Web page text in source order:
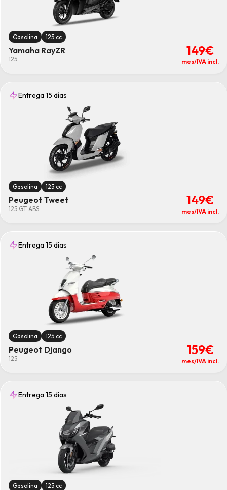
Gasolina 125 cc
Yamaha RayZR
125
149€
mes/IVA incl.
Entrega 15 días
Gasolina 125 cc
Peugeot Tweet
125 GT ABS
149€
mes/IVA incl.
Entrega 15 días
Gasolina 125 cc
Peugeot Django
125
159€
mes/IVA incl.
Entrega 15 días
Gasolina 125 cc